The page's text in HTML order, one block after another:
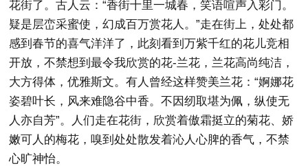
花街了。古人云：“香街十里一城春，笑语喧声入彩门。
疑是层峦采蜜使，幻成百万赏花人。”走在街上，处处都
感到春节的喜气洋洋了，此刻看到万紫千红的花儿竞相
开放，不禁想到最令我欣赏的花-兰花，兰花高尚纯洁，
大方得体，优雅斯文。有人曾经这样赞美兰花：“婀娜花
姿碧叶长，风来难隐谷中香。不因纫取堪为佩，纵使无
人亦自芳”。人们走在花街，欣赏着傲霜挺立的菊花、娇
嫩可人的梅花，嗅到处处散发着沁人心脾的香气，不禁
心旷神怡。